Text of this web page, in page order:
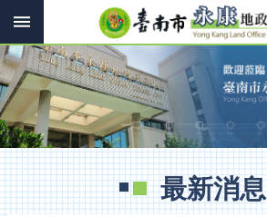
跳到主要內容區塊
搜
進
階
搜
尋
訊
息
快
最新消息